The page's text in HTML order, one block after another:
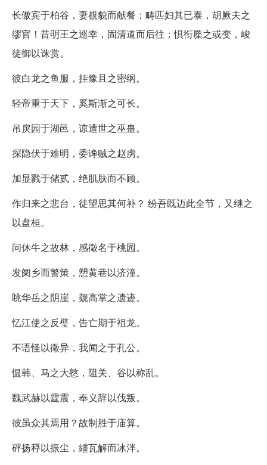
长傲宾于柏谷，妻覩貌而献餐；畴匹妇其已泰，胡厥夫之
缪官！昔明王之巡幸，固清道而后往；惧衔橜之或变，峻
徒御以诛赏。
彼白龙之鱼服，挂豫且之密纲。
轻帝重于天下，奚斯渐之可长。
吊戾园于湖邑，谅遭世之巫蛊。
探隐伏于难明，委谗贼之赵虏。
加显戮于储贰，绝肌肤而不顾。
作归来之悲台，徒望思其何补？ 纷吾既迈此全节，又继之
以盘桓。
问休牛之故林，感徵名于桃园。
发阌乡而警策，愬黄巷以济潼。
眺华岳之阴崖，觌高掌之遗迹。
忆江使之反璧，告亡期于祖龙。
不语怪以徵异，我闻之于孔公。
愠韩、马之大憝，阻关、谷以称乱。
魏武赫以霆震，奉义辞以伐叛。
彼虽众其焉用？故制胜于庙算。
砰扬稃以振尘，繣瓦解而冰泮。